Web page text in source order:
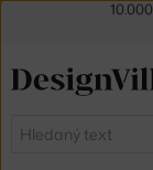
Hledat